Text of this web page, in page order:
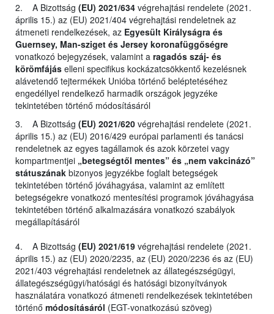
2. A Bizottság (EU) 2021/634 végrehajtási rendelete (2021.
április 15.) az (EU) 2021/404 végrehajtási rendeletnek az
átmeneti rendelkezések, az Egyesült Királyságra és
Guernsey, Man-sziget és Jersey koronafüggőségre
vonatkozó bejegyzések, valamint a ragadós száj- és
körömfájás elleni specifikus kockázatcsökkentő kezelésnek
alávetendő tejtermékek Unióba történő beléptetéséhez
engedéllyel rendelkező harmadik országok jegyzéke
tekintetében történő módosításáról
3. A Bizottság (EU) 2021/620 végrehajtási rendelete (2021.
április 15.) az (EU) 2016/429 európai parlamenti és tanácsi
rendeletnek az egyes tagállamok és azok körzetei vagy
kompartmentjei „betegségtől mentes” és „nem vakcinázó”
státuszának bizonyos jegyzékbe foglalt betegségek
tekintetében történő jóváhagyása, valamint az említett
betegségekre vonatkozó mentesítési programok jóváhagyása
tekintetében történő alkalmazására vonatkozó szabályok
megállapításáról
4. A Bizottság (EU) 2021/619 végrehajtási rendelete (2021.
április 15.) az (EU) 2020/2235, az (EU) 2020/2236 és az (EU)
2021/403 végrehajtási rendeletnek az állategészségügyi,
állategészségügyi/hatósági és hatósági bizonyítványok
használatára vonatkozó átmeneti rendelkezések tekintetében
történő módosításáról (EGT-vonatkozású szöveg)